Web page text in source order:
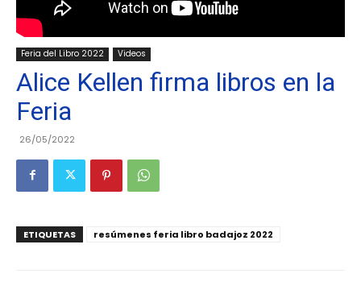
Feria del Libro 2022 Videos
Alice Kellen firma libros en la
Feria
26/05/2022
ETIQUETAS resúmenes feria libro badajoz 2022